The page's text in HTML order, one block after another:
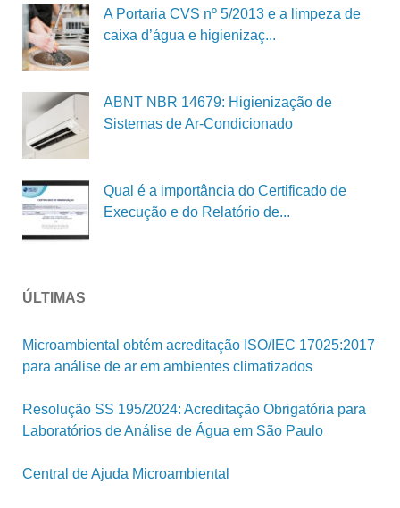
A Portaria CVS nº 5/2013 e a limpeza de
caixa d’água e higienizaç...
ABNT NBR 14679: Higienização de
Sistemas de Ar-Condicionado
Qual é a importância do Certificado de
Execução e do Relatório de...
ÚLTIMAS
Microambiental obtém acreditação ISO/IEC 17025:2017
para análise de ar em ambientes climatizados
Resolução SS 195/2024: Acreditação Obrigatória para
Laboratórios de Análise de Água em São Paulo
Central de Ajuda Microambiental